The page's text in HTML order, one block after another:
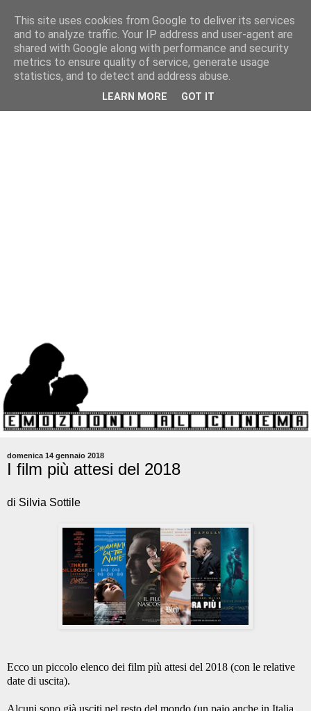
domenica 14 gennaio 2018
I film più attesi del 2018
di Silvia Sottile
Ecco un piccolo elenco dei film più attesi del 2018 (con le relative
date di uscita).
Alcuni sono già usciti nel resto del mondo (un paio anche in Italia,
This site uses cookies from Google to deliver its services
and to analyze traffic. Your IP address and user-agent are
shared with Google along with performance and security
metrics to ensure quality of service, generate usage
statistics, and to detect and address abuse.
LEARN MORE GOT IT